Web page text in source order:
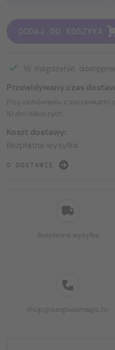
Bezpłatna wysyłka
shop@sunglassmagic.hu
DODAJ DO KOSZYKA
W magazynie,
Przewidywany czas
Przy zamówieniu z soczewkami
10 dni roboczych.
Koszt dostawy:
Bezpłatna wysyłka
O DOSTAWIE